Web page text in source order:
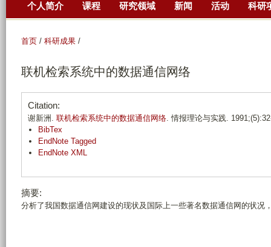
要
个人简介 课程 研究领域 新闻 活动 科研
首页 / 科研成果 /
联机检索系统中的数据通信网络
Citation:
谢新洲. 联机检索系统中的数据通信网络. 情报理论与实践.
BibTex
EndNote Tagged
EndNote XML
摘要:
分析了我国数据通信网建设的现状及国际上一些著名数据通信网的状况